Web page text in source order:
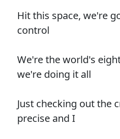
Hit this space, we're
control
We're the world's
we're doing it all
Just checking out the
precise and I